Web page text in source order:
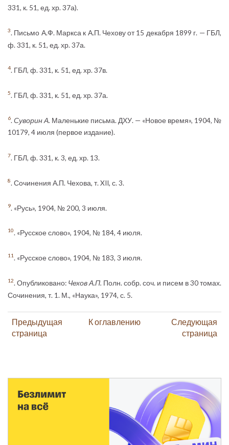
331, к. 51, ед. хр. 37а).
3. Письмо А.Ф. Маркса к А.П. Чехову от 15 декабря 1899 г. — ГБЛ,
ф. 331, к. 51, ед. хр. 37а.
4. ГБЛ, ф. 331, к. 51, ед. хр. 37в.
5. ГБЛ, ф. 331, к. 51, ед. хр. 37а.
6. Суворин А. Маленькие письма. ДХУ. — «Новое время», 1904, №
10179, 4 июля (первое издание).
7. ГБЛ, ф. 331, к. 3, ед. хр. 13.
8 . Сочинения А.П. Чехова, т. XII, с. 3.
9 . «Русь», 1904, № 200, 3 июля.
10. «Русское слово», 1904, № 184, 4 июля.
11. «Русское слово», 1904, № 183, 3 июля.
12. Опубликовано: Чехов А.П. Полн. собр. соч. и писем в 30 томах.
Сочинения, т. 1. М., «Наука», 1974, с. 5.
Предыдущая
страница
К оглавлению
Следующая
страница